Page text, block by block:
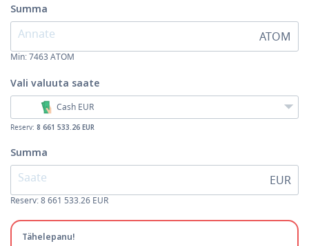
Summa
ATOM
Min:7463 ATOM
Vali valuuta saate
Cash EUR
Reserv: 8 661 533.26 EUR
Summa
EUR
Reserv: 8 661 533.26 EUR
Tähelepanu!